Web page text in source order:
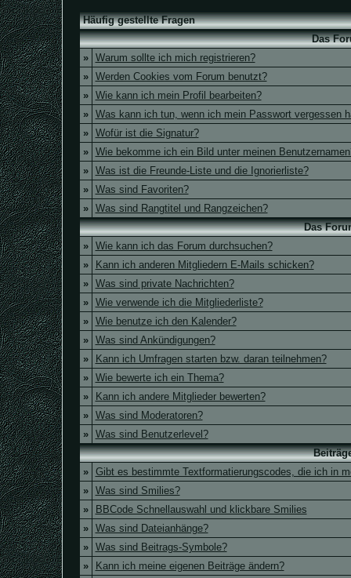
Häufig gestellte Fragen
Das
»
Warum sollte ich mich registrieren?
»
Werden Cookies vom Forum benutzt?
»
Wie kann ich mein Profil bearbeiten?
»
Was kann ich tun, wenn ich mein Passwort vergessen
»
Wofür ist die Signatur?
»
Wie bekomme ich ein Bild unter meinen
»
Was ist die Freunde-Liste und die Ignorierliste?
»
Was sind Favoriten?
»
Was sind Rangtitel und Rangzeichen?
Das
»
Wie kann ich das Forum durchsuchen?
»
Kann ich anderen Mitgliedern E-Mails schicken?
»
Was sind private Nachrichten?
»
Wie verwende ich die Mitgliederliste?
»
Wie benutze ich den Kalender?
»
Was sind Ankündigungen?
»
Kann ich Umfragen starten bzw. daran teilnehmen?
»
Wie bewerte ich ein Thema?
»
Kann ich andere Mitglieder bewerten?
»
Was sind Moderatoren?
»
Was sind Benutzerlevel?
»
Gibt es bestimmte Textformatierungscodes, die ich in
»
Was sind Smilies?
»
BBCode Schnellauswahl und klickbare Smilies
»
Was sind Dateianhänge?
»
Was sind Beitrags-Symbole?
»
Kann ich meine eigenen Beiträge ändern?